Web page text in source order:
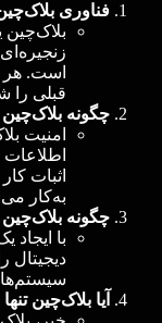
فناوری
بلاک‌چین
است. هر
قبلی را
چگونه
امنیت
اثبات
به‌کار
چگونه
با ایجاد
دیجیتال
آیا بلاک‌چین